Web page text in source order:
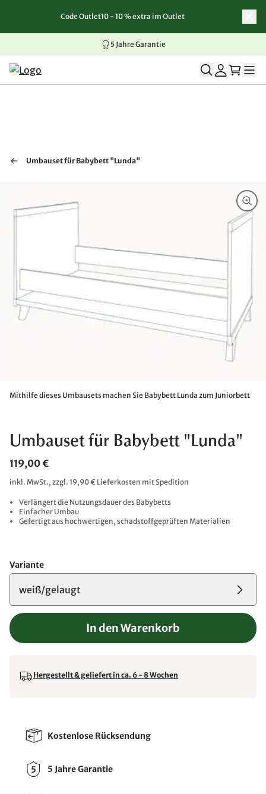
Zum Inhalt springen
Zur Navigation springen
Zum Seitenende springen
Code Outlet10 - 10 % extra im Outlet
5 Jahre Garantie
Umbauset für Babybett "Lunda"
Mithilfe dieses Umbausets machen Sie Babybett Lunda zum Juniorbett
Umbauset für Babybett "Lunda"
119,00 €
inkl. MwSt., zzgl. 19,90 € Lieferkosten mit Spedition
Verlängert die Nutzungsdauer des Babybetts
Einfacher Umbau
Gefertigt aus hochwertigen, schadstoffgeprüften Materialien
Variante
weiß/gelaugt
In den Warenkorb
Hergestellt & geliefert in ca. 6 - 8 Wochen
Kostenlose Rücksendung
5 Jahre Garantie